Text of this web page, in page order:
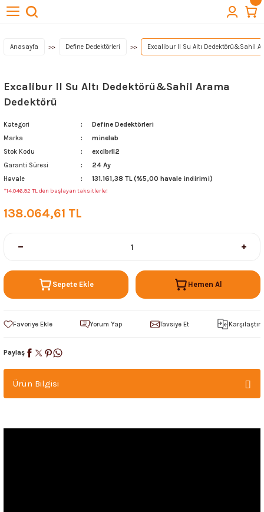
Kazı Ekipmanları
Buluntu Kesesi & Kılıflar
Anasayfa Define Dedektörleri Excalibur II Su Altı Dedektörü&Sahil
Excalibur II Su Altı Dedektörü&Sahil Arama
Dedektörü
Kategori Define Dedektörleri
Marka minelab
Stok Kodu exclbrll2
Garanti Süresi 24 Ay
Havale 131.161,38 TL (%5,00 havale indirimi)
*14.046,92 TL den başlayan taksitlerle!
138.064,61 TL
Sepete Ekle Hemen Al
Yorum Yap Tavsiye Et Karşılaştır
Paylaş
Ürün Bilgisi